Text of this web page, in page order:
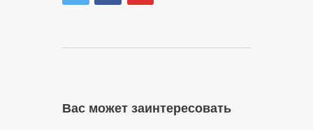
Вас может заинтересовать